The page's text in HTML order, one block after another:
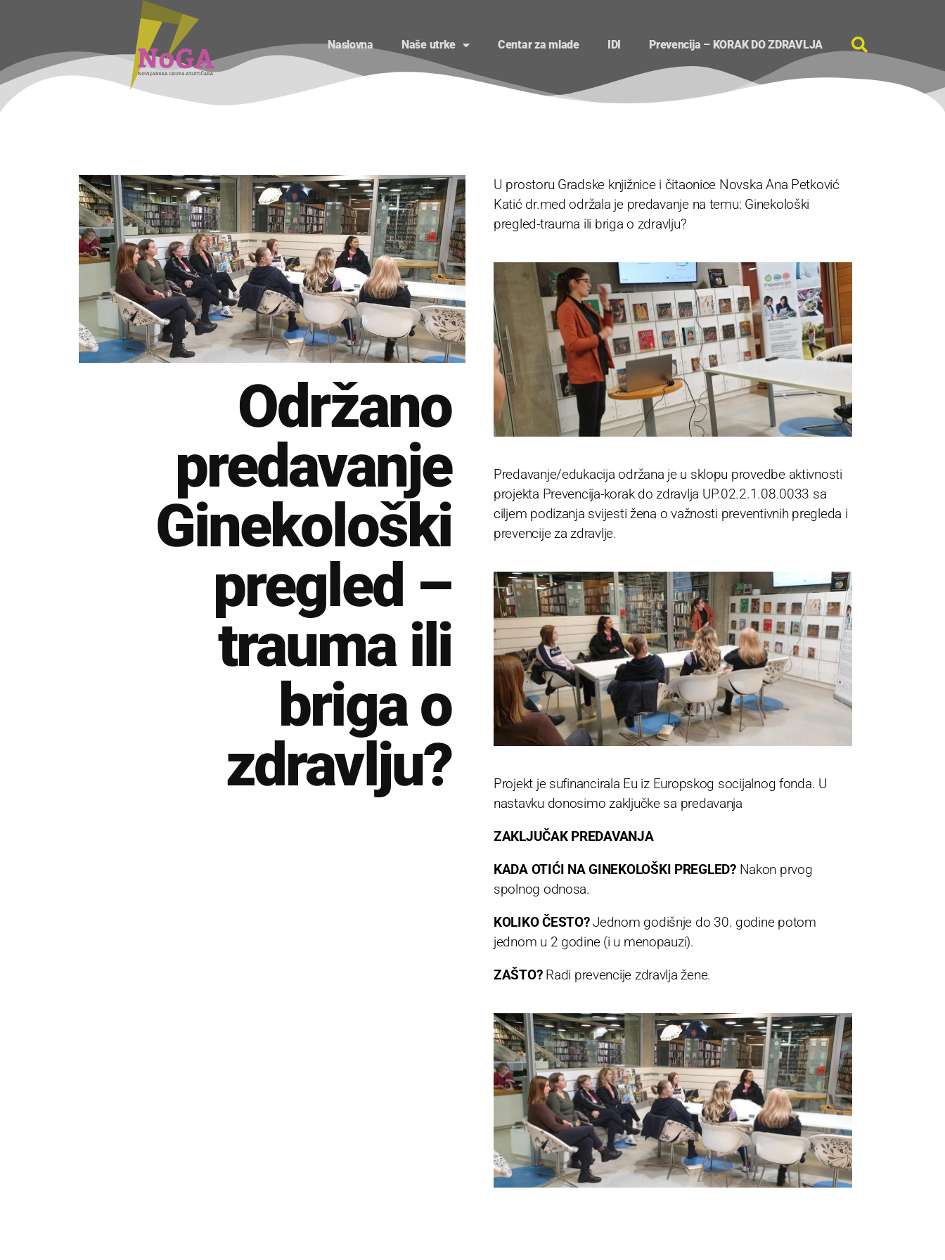
Naslovna Naše utrke Centar za mlade IDI Prevencija – KORAK DO ZDRAVLJA
Održano
predavanje
Ginekološki
pregled –
trauma ili
briga o
zdravlju?
U prostoru Gradske knjižnice i čitaonice Novska Ana Petković
Katić dr.med održala je predavanje na temu: Ginekološki
pregled-trauma ili briga o zdravlju?
Predavanje/edukacija održana je u sklopu provedbe aktivnosti
projekta Prevencija-korak do zdravlja UP.02.2.1.08.0033 sa
ciljem podizanja svijesti žena o važnosti preventivnih pregleda i
prevencije za zdravlje.
Projekt je sufinancirala Eu iz Europskog socijalnog fonda. U
nastavku donosimo zaključke sa predavanja
ZAKLJUČAK PREDAVANJA
KADA OTIĆI NA GINEKOLOŠKI PREGLED?Nakon prvog
spolnog odnosa.
KOLIKO ČESTO?Jednom godišnje do 30. godine potom
jednom u 2 godine (i u menopauzi).
ZAŠTO?Radi prevencije zdravlja žene.